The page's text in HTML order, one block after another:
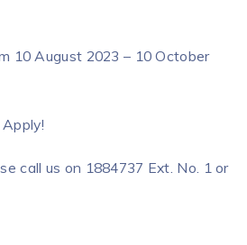
10 August 2023 – 10 October
call us on 1884737 Ext. No. 1 or